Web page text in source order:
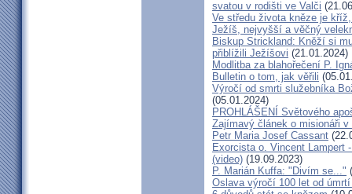
svatou v rodišti ve Valči
Ve středu života kněze je
Ježíš, nejvyšší a věčný
Biskup Strickland: Kněží si
přiblížili Ježíšovi (21.01.2024)
Modlitba za blahořečení P.
Bulletin o tom, jak věřili
Výročí od smrti služebníka
(05.01.2024)
PROHLÁŠENÍ Světového
Zajímavý článek o misionáři v
Petr Maria Josef Cassant
Exorcista o. Vincent Lampert
(video) (19.09.2023)
P. Marián Kuffa: "Divím se..."
Oslava výročí 100 let od